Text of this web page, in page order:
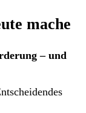
mache
– und